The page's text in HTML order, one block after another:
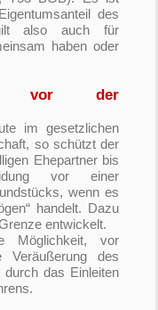
des
also auch für
haben oder
vor der
im gesetzlichen
so schützt der
Ehepartner bis
vor einer
wenn es
handelt. Dazu
entwickelt.
Möglichkeit, vor
Veräußerung des
das Einleiten